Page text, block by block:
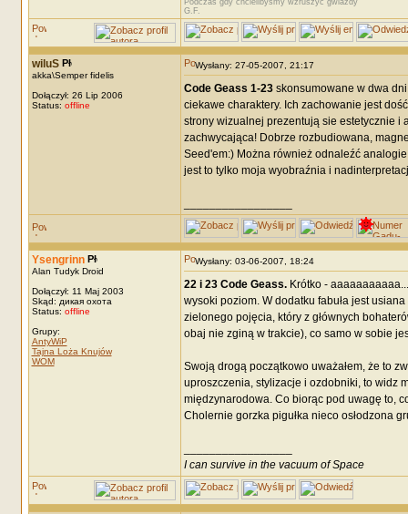
Podczas gdy chcielibyśmy wzruszyć gwiazdy"
G.F.
wiluS
akka\Semper fidelis
Dołączył: 26 Lip 2006
Status: offline
Wysłany: 27-05-2007, 21:17
Code Geass 1-23skonsumowane w dwa
ciekawe charaktery. Ich zachowanie jest
strony wizualnej prezentują sie estetycznie i
zachwycająca! Dobrze rozbudiowana,
Seed'em:) Można również odnaleźć
jest to tylko moja wyobraźnia i
Ysengrinn
Alan Tudyk Droid
Dołączył: 11 Maj 2003
Skąd: дикая охота
Status: offline
Grupy:
AntyWiP
Tajna Loża Knujów
WOM
Wysłany: 03-06-2007, 18:24
22 i 23 Code Geass.Krótko -
wysoki poziom. W dodatku fabuła jest
zielonego pojęcia, który z głównych
obaj nie zginą w trakcie), co samo w sobie
Swoją drogą początkowo uważałem, że to
uproszczenia, stylizacje i ozdobniki, to widz
międzynarodowa. Co biorąc pod uwagę to,
Cholernie gorzka pigułka nieco osłodzona
I can survive in the vacuum of Space